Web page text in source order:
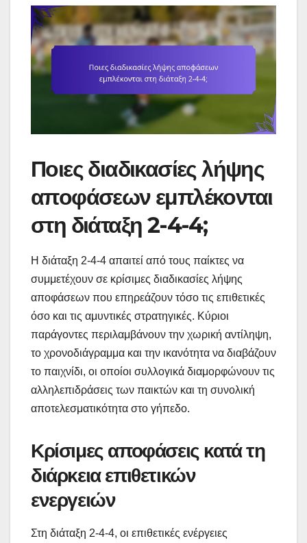
Ποιες διαδικασίες λήψης
αποφάσεων εμπλέκονται
στη διάταξη 2-4-4;
Η διάταξη 2-4-4 απαιτεί από τους παίκτες να
συμμετέχουν σε κρίσιμες διαδικασίες λήψης
αποφάσεων που επηρεάζουν τόσο τις επιθετικές
όσο και τις αμυντικές στρατηγικές. Κύριοι
παράγοντες περιλαμβάνουν την χωρική αντίληψη,
το χρονοδιάγραμμα και την ικανότητα να διαβάζουν
το παιχνίδι, οι οποίοι συλλογικά διαμορφώνουν τις
αλληλεπιδράσεις των παικτών και τη συνολική
αποτελεσματικότητα στο γήπεδο.
Κρίσιμες αποφάσεις κατά τη
διάρκεια επιθετικών
ενεργειών
Στη διάταξη 2-4-4, οι επιθετικές ενέργειες